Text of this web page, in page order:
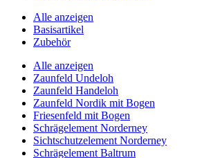
Alle anzeigen
Basisartikel
Zubehör
Alle anzeigen
Zaunfeld Undeloh
Zaunfeld Handeloh
Zaunfeld Nordik mit Bogen
Friesenfeld mit Bogen
Schrägelement Norderney
Sichtschutzelement Norderney
Schrägelement Baltrum